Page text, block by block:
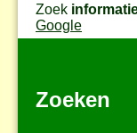
Zoek
Google
Zoeken